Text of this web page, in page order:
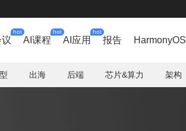
hot
AI课程
hot
AI应用
hot
报告 HarmonyOS
出海 后端 芯片&算力 架构